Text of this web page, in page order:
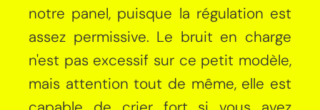
notre panel, puisque la régulation est
assez permissive. Le bruit en charge
n'est pas excessif sur ce petit modèle,
mais attention tout de même, elle est